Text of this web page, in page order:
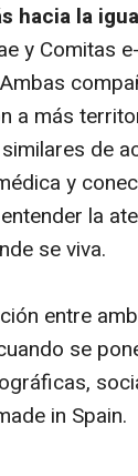
hacia la
y Comitas
a más
de
y
la
se viva.
entre
se
in Spain.